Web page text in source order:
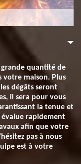
quantité de
votre maison. Plus
dégâts seront
il sera pour vous
la tenue et
rapidement
afin que votre
pas à nous
est à votre